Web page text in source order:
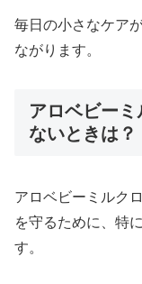
毎日の小さなケア
ながります。
アロベビー
ないときは？
アロベビーミルク
を守るために、特
す。